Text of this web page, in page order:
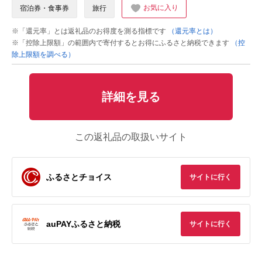
宿泊券・食事券 旅行 お気に入り
※「還元率」とは返礼品のお得度を測る指標です
（還元率とは）
※「控除上限額」の範囲内で寄付するとお得にふるさと納税できます
（控
除上限額を調べる）
詳細を見る
この返礼品の取扱いサイト
ふるさとチョイス サイトに行く
auPAYふるさと納税 サイトに行く